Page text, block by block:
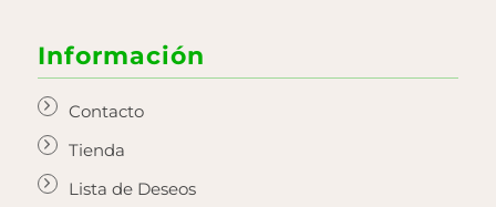
Información
Contacto
Tienda
Lista de Deseos